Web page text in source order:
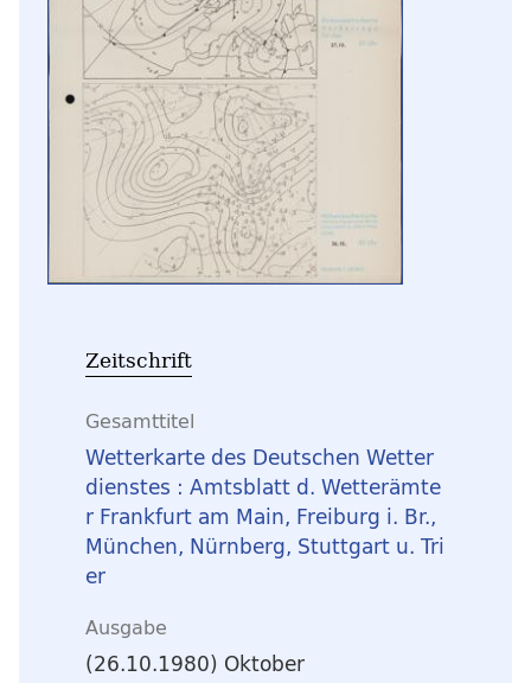
Zeitschrift
Gesamttitel
Wetterkarte des Deutschen Wetter
dienstes : Amtsblatt d. Wetterämte
r Frankfurt am Main, Freiburg i. Br.,
München, Nürnberg, Stuttgart u. Tri
er
Ausgabe
(26.10.1980) Oktober